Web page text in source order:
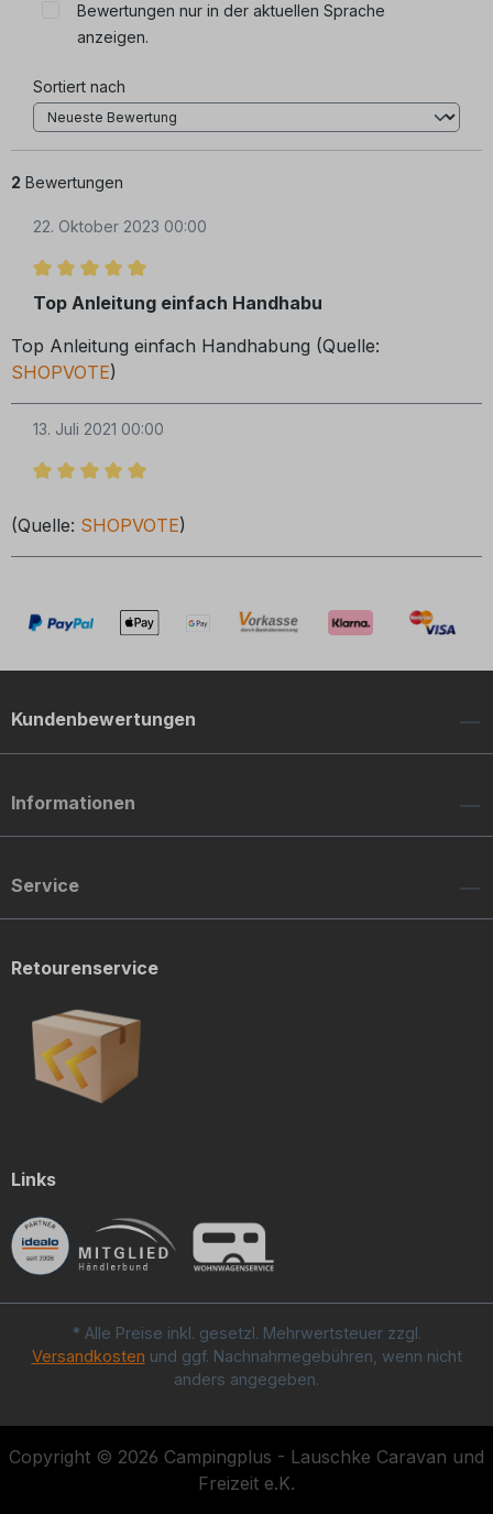
Bewertungen nur in der aktuellen Sprache
anzeigen.
Sortiert nach
2 Bewertungen
22. Oktober 2023 00:00
Bewertung mit 5 von 5 Sternen
Top Anleitung einfach Handhabu
Top Anleitung einfach Handhabung (Quelle:
SHOPVOTE)
13. Juli 2021 00:00
(Quelle: SHOPVOTE)
Kundenbewertungen
Informationen
Service
Retourenservice
Links
* Alle Preise inkl. gesetzl. Mehrwertsteuer zzgl.
Versandkosten und ggf. Nachnahmegebühren, wenn nicht
anders angegeben.
Copyright © 2026 Campingplus - Lauschke Caravan und
Freizeit e.K.